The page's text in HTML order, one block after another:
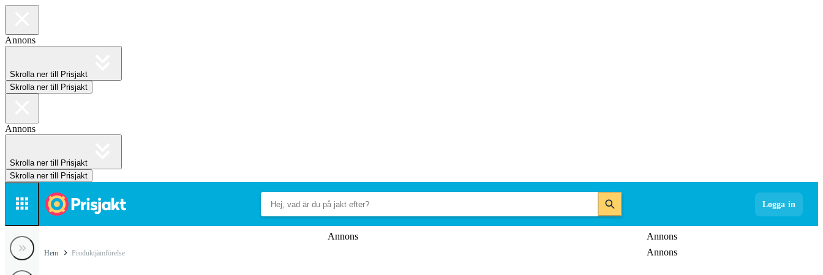
Annons
Skrolla ner till Prisjakt
Skrolla ner till Prisjakt
Annons
Skrolla ner till Prisjakt
Skrolla ner till Prisjakt
Logga in
Annons
Annons
Annons
Hem Produktjämförelse